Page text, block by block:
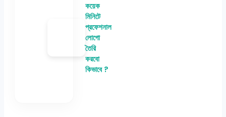
কয়েক
মিনিটে
প্রফেশনাল
লোগো
তৈরি
করবো
কিভাবে ?